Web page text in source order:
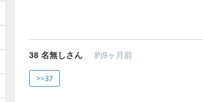
38 名無しさん 約9ヶ月前
>>37